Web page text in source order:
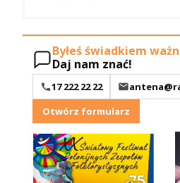
Byłeś świadkiem
Daj nam znać!
17 222 22 22
Otwórz formularz